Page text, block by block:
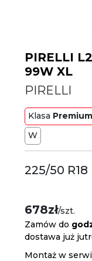
PIRELLI
99W XL
PIRELLI
Klasa Premium
W
225/50 R18
678zł/szt.
Zamów do
dostawa już
Montaż w